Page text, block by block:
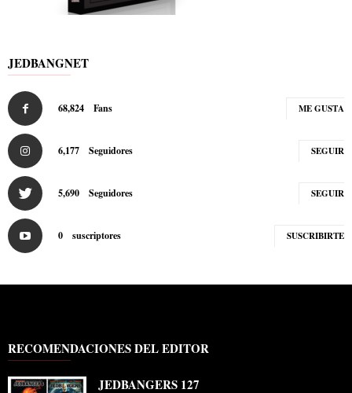
JEDBANGNET
68,824 Fans ME GUSTA
6,177 Seguidores SEGUIR
5,690 Seguidores SEGUIR
0 suscriptores SUSCRIBIRTE
RECOMENDACIONES DEL EDITOR
JEDBANGERS 127